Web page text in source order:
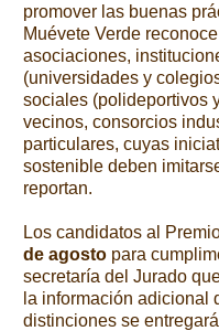
promover las buenas
Muévete Verde
asociaciones,
(universidades y
sociales (polideportivos
vecinos, consorcios
particulares, cuyas
sostenible deben
reportan.
Los candidatos al
de agosto para
secretaría del Jurado
la información adicional
distinciones se